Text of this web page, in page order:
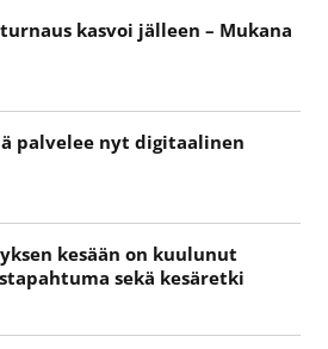
kasvoi jälleen – Mukana
palvelee nyt digitaalinen
kesään on kuulunut
sekä kesäretki